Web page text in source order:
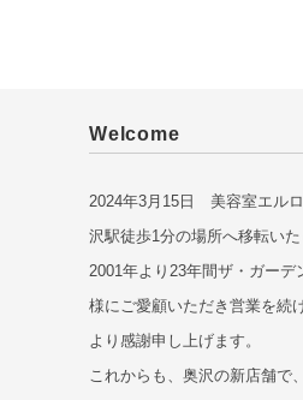
Welcome
2024年3月15日 美容室エル
沢駅徒歩1分の場所へ移転いた
2001年より23年間ザ・ガーデ
様にご愛顧いただき営業を続
より感謝申し上げます。
これからも、奥沢の新店舗で